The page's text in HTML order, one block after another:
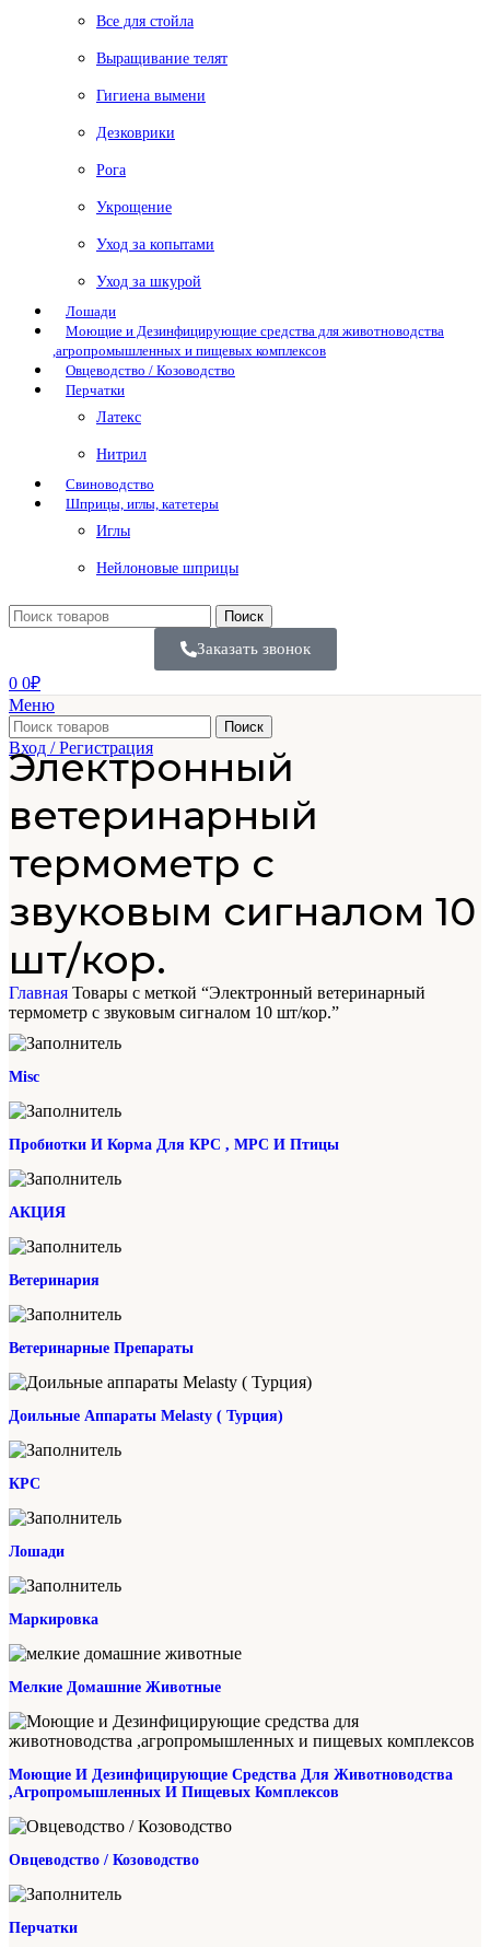
Все для стойла
Выращивание телят
Гигиена вымени
Дезковрики
Рога
Укрощение
Уход за копытами
Уход за шкурой
Лошади
Моющие и Дезинфицирующие средства для животноводства
,агропромышленных и пищевых комплексов
Овцеводство / Козоводство
Перчатки
Латекс
Нитрил
Свиноводство
Шприцы, иглы, катетеры
Иглы
Нейлоновые шприцы
Поиск
Заказать звонок
0 0₽
Меню
Поиск
Вход / Регистрация
Электронный
ветеринарный
термометр с
звуковым сигналом 10
шт/кор.
Главная Товары с меткой “Электронный ветеринарный
термометр с звуковым сигналом 10 шт/кор.”
Misc
Пробиотки И Корма Для КРС , МРС И Птицы
АКЦИЯ
Ветеринария
Ветеринарные Препараты
Доильные Аппараты Melasty ( Турция)
КРС
Лошади
Маркировка
Мелкие Домашние Животные
Моющие И Дезинфицирующие Средства Для Животноводства
,агропромышленных И Пищевых Комплексов
Овцеводство / Козоводство
Перчатки